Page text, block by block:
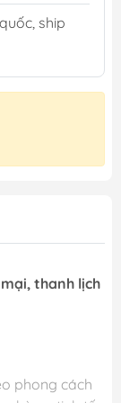
ship
thanh lịch
phong cách